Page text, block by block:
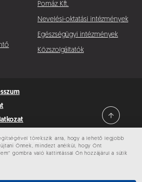
törekszik arra, hogy a lehető legjobb
Önnek, mindezt anélkül, hogy Önt
gombra való kattintással Ön hozzájárul a sütik
Pomáz Kft.
Nevelési-oktatási intézmények
Egészségügyi intézmények
Közszolgáltatók
2026 Pomáz